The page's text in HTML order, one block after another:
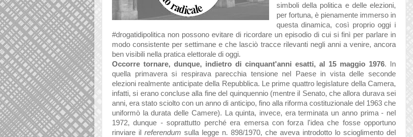
simboli della politica e delle elezioni,
per fortuna, è pienamente immerso in
questa dinamica, così proprio oggi i
#drogatidipolitica non possono evitare di ricordare un episodio di cui si finì per parlare in
modo consistente per settimane e che lasciò tracce rilevanti negli anni a venire, ancora
ben visibili nella pratica elettorale di oggi.
Occorre tornare, dunque, indietro di cinquant'anni esatti, al 15 maggio 1976. In
quella primavera si respirava parecchia tensione nel Paese in vista delle seconde
elezioni realmente anticipate della Repubblica. Le prime quattro legislature della Camera,
infatti, si erano concluse alla fine del quinquennio (mentre il Senato, che allora durava sei
anni, era stato sciolto con un anno di anticipo, fino alla riforma costituzionale del 1963 che
uniformò la durata delle Camere). La quinta, invece, era terminata un anno prima - nel
1972, dunque - soprattutto perché era emersa con forza l'idea che fosse opportuno
rinviare il referendum sulla legge n. 898/1970, che aveva introdotto lo scioglimento del